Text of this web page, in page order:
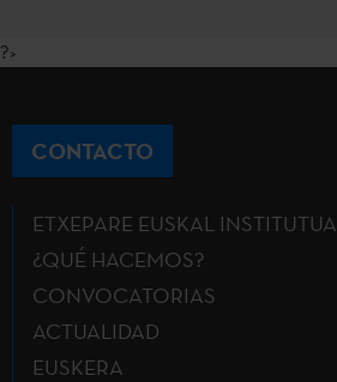
?>
CONTACTO
ETXEPARE EUSKAL INSTITUTUA
¿QUÉ HACEMOS?
CONVOCATORIAS
ACTUALIDAD
EUSKERA